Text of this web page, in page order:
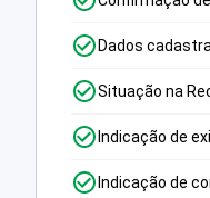
Dados
Situação na
Indicação de
Indicação de